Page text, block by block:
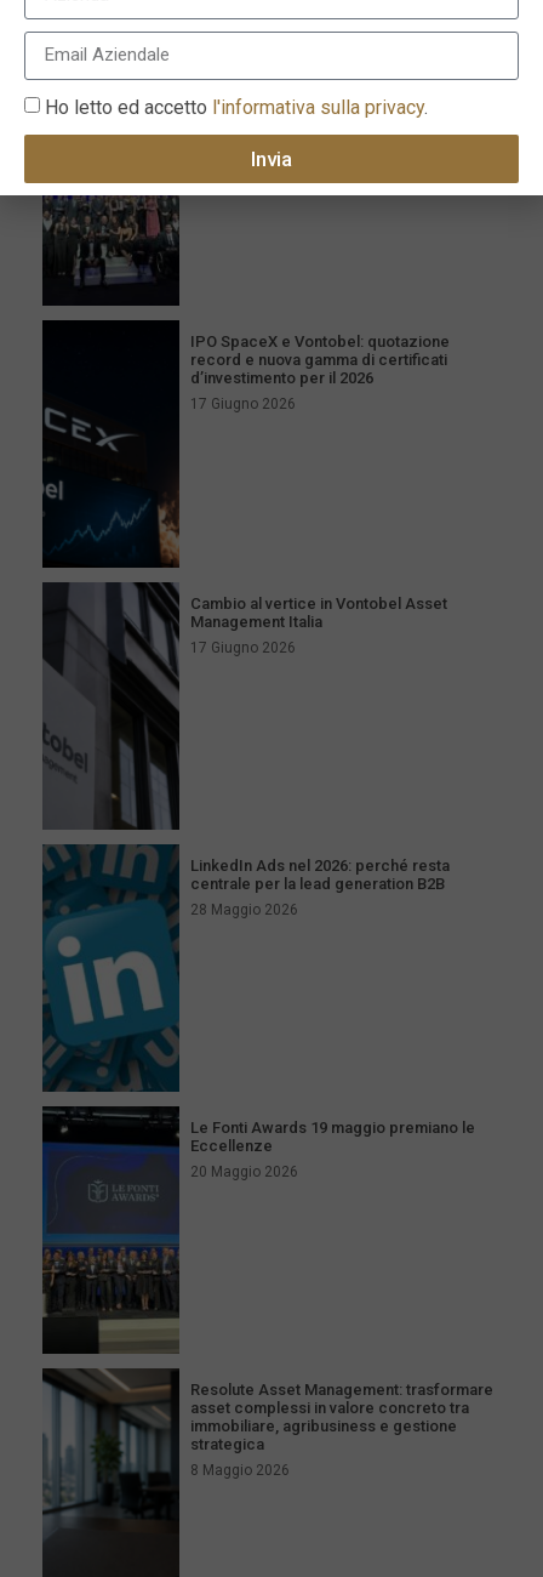
Milano celebra l’eccellenza con la XVI
edizione dei Le Fonti Awards il 25 giugno
IPO SpaceX e Vontobel: quotazione
record e nuova gamma di certificati
d’investimento per il 2026
17 Giugno 2026
Cambio al vertice in Vontobel Asset
Management Italia
17 Giugno 2026
LinkedIn Ads nel 2026: perché resta
centrale per la lead generation B2B
28 Maggio 2026
Le Fonti Awards 19 maggio premiano le
Eccellenze
20 Maggio 2026
Resolute Asset Management: trasformare
asset complessi in valore concreto tra
immobiliare, agribusiness e gestione
strategica
8 Maggio 2026
Ho letto ed accetto l'informativa sulla privacy.
Invia